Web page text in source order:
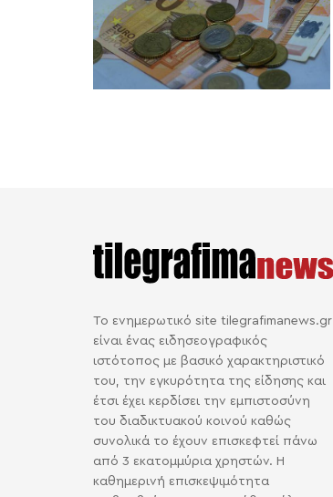
Το ενημερωτικό site tilegrafimanews.gr
είναι ένας ειδησεογραφικός
ιστότοπος με βασικό χαρακτηριστικό
του, την εγκυρότητα της είδησης και
έτσι έχει κερδίσει την εμπιστοσύνη
του διαδικτυακού κοινού καθώς
συνολικά το έχουν επισκεφτεί πάνω
από 3 εκατομμύρια χρηστών. Η
καθημερινή επισκεψιμότητα